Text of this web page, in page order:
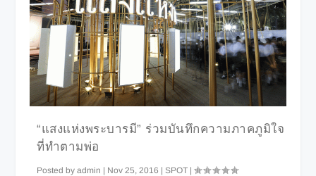
“แสงแห่งพระบารมี” ร่วมบันทึกความภาคภูมิใจ
ที่ทำตามพ่อ
Posted byadmin | Nov 25, 2016 |SPOT |